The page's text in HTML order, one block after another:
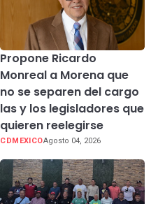
Propone Ricardo
Monreal a Morena que
no se separen del cargo
las y los legisladores que
quieren reelegirse
CDMEXICOAgosto 04, 2026